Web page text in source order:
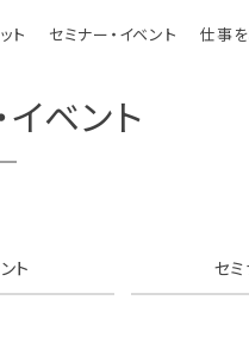
ト セミナー・イベント 仕事
イベント
ト セ